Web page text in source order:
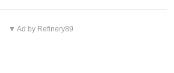
▼ Ad by Refinery89